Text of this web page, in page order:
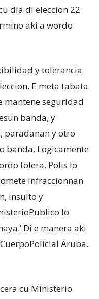
dia di eleccion 22
aki a wordo
y tolerancia
E meta tabata
mantene seguridad
banda, y
paradanan y otro
banda. Logicamente
tolera. Polis lo
infraccionnan
insulto y
lo
Di e manera aki
Aruba.
cu Ministerio